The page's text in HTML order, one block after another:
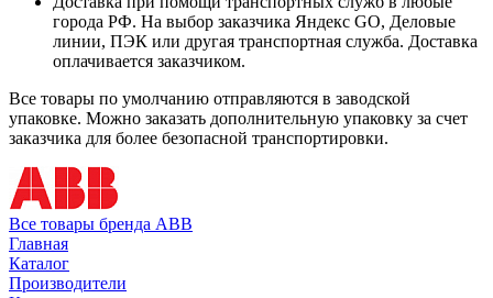
города РФ. На выбор заказчика Яндекс GO, Деловые
линии, ПЭК или другая транспортная служба. Доставка
оплачивается заказчиком.
Все товары по умолчанию отправляются в заводской
упаковке. Можно заказать дополнительную упаковку за счет
заказчика для более безопасной транспортировки.
Все товары бренда ABB
Главная
Каталог
Производители